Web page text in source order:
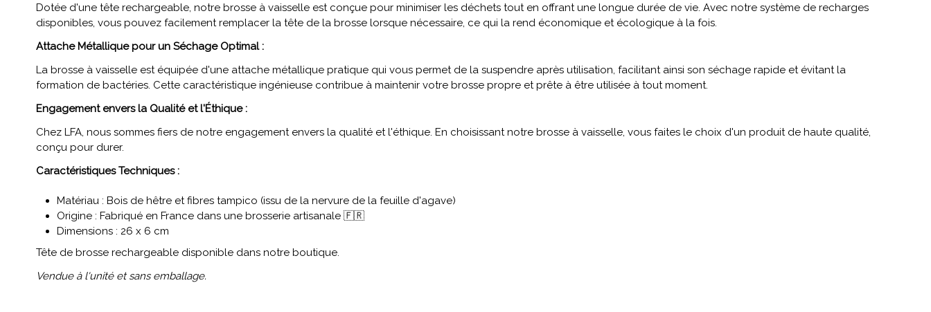
Dotée d'une tête rechargeable, notre brosse à vaisselle est conçue pour minimiser les déchets tout en offrant une longue durée de vie. Avec notre système de recharges
disponibles, vous pouvez facilement remplacer la tête de la brosse lorsque nécessaire, ce qui la rend économique et écologique à la fois.
Attache Métallique pour un Séchage Optimal :
La brosse à vaisselle est équipée d'une attache métallique pratique qui vous permet de la suspendre après utilisation, facilitant ainsi son séchage rapide et évitant la
formation de bactéries. Cette caractéristique ingénieuse contribue à maintenir votre brosse propre et prête à être utilisée à tout moment.
Engagement envers la Qualité et l'Éthique :
Chez LFA, nous sommes fiers de notre engagement envers la qualité et l'éthique. En choisissant notre brosse à vaisselle, vous faites le choix d'un produit de haute qualité,
conçu pour durer.
Caractéristiques Techniques :
Matériau : Bois de hêtre et fibres tampico (issu de la nervure de la feuille d'agave)
Origine : Fabriqué en France dans une brosserie artisanale 🇫🇷
Dimensions : 26 x 6 cm
Tête de brosse rechargeable disponible dans notre boutique.
Vendue à l'unité et sans emballage.